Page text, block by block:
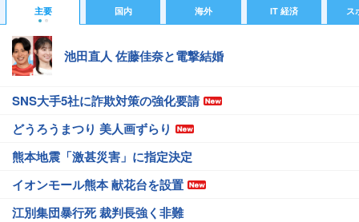
主要 国内 海外 IT 経済 ス
池田直人 佐藤佳奈と電撃結婚
SNS大手5社に詐欺対策の強化要請
どうろうまつり 美人画ずらり
熊本地震「激甚災害」に指定決定
イオンモール熊本 献花台を設置
江別集団暴行死 裁判長強く非難